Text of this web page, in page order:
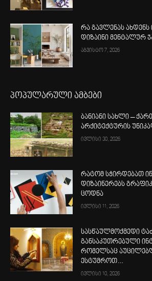
რა გავლენას ახდენს
დიზაინი მენტალურ
აგვისტო 7, 2026
პოპულარული ამბები
ბანიანი სახლი –
არქიტექტურის
ივლისი 30, 2026
რატომ სჭირდებათ
დიზაინერებს
ცოდნა
ივლისი 11, 2026
სასწაულმოქმედი
განსაკუთრებული
რომელსაც
ესტუმროთ…
ივლისი 10, 2026